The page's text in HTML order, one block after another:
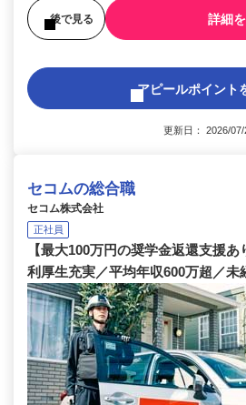
後で見る 詳細
アピールポイント
更新日： 2026/
セコムの総合職
セコム株式会社
正社員
【最大100万円の奨学金返還支援
利厚生充実／平均年収600万超／未